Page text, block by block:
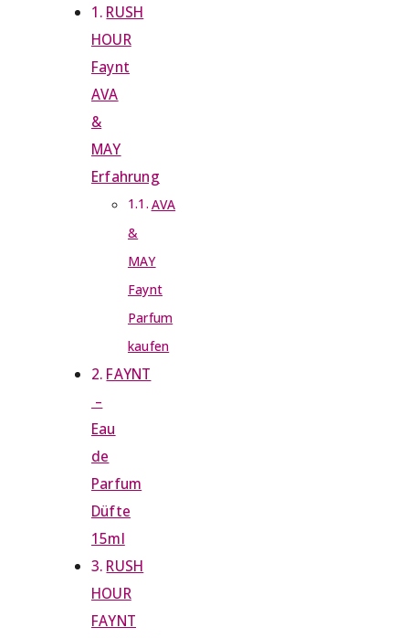
RUSH
HOUR
Faynt
AVA
&
MAY
Erfahrung
AVA
&
MAY
Faynt
Parfum
kaufen
FAYNT
–
Eau
de
Parfum
Düfte
15ml
RUSH
HOUR
FAYNT